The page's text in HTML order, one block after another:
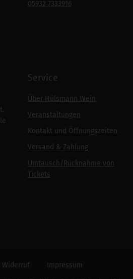
05932 7333916
Service
Über Hülsmann Wein
Veranstaltungen
Kontakt und Öffnungszeiten
Versand & Zahlung
Umtausch/Rücknahme von
Tickets
Widerruf
Impressum